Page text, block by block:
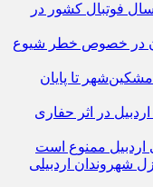
برگزاری اردوی استعدادیابی زیر ۱۶ سال فوتبال کشور در
در خصوص خطر شیوع
مشکین‌شهر تا پایان
در اثر حفاری
اردبیل ممنوع است
شهروندان اردبیلی